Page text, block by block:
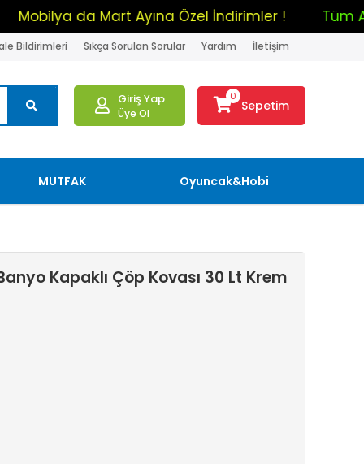
! Mobilya da Mart Ayına Özel İndirimler !
Bildirimleri Sıkça Sorulan Sorular Yardım İletişim
Giriş Yap
Üye Ol
0
Sepetim
MUTFAK Oyuncak&Hobi
Kapaklı Çöp Kovası 30 Lt Krem